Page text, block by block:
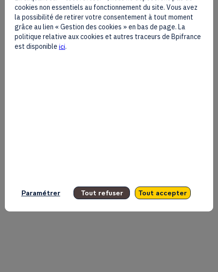
/
Foundation
on
cookies non essentiels au fonctionnement du site. Vous avez
la possibilité de retirer votre consentement à tout moment
grâce au lien « Gestion des cookies » en bas de page. La
politique relative aux cookies et autres traceurs de Bpifrance
est disponible ici.
Paramétrer Tout refuser Tout accepter